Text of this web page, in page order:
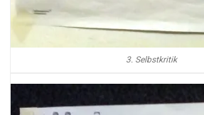
3. Selbstkritik